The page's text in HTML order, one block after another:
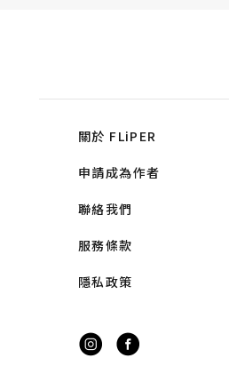
關於 FLiPER
申請成為作者
聯絡我們
服務條款
隱私政策